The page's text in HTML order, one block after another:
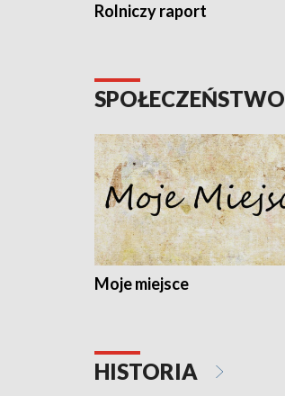
Rolniczy raport
SPOŁECZEŃSTWO
Moje miejsce
HISTORIA